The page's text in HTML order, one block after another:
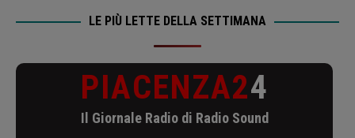
LE PIÙ LETTE DELLA SETTIMANA
PIACENZA24
Il Giornale Radio di Radio Sound